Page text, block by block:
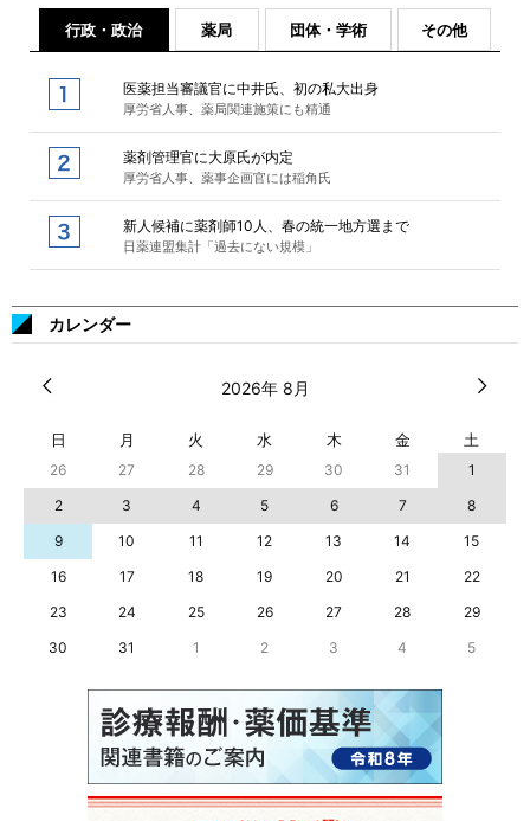
行政・政治 薬局 団体・学術 その他
医薬担当審議官に中井氏、初の私大出身
厚労省人事、薬局関連施策にも精通
薬剤管理官に大原氏が内定
厚労省人事、薬事企画官には稲角氏
新人候補に薬剤師10人、春の統一地方選まで
日薬連盟集計「過去にない規模」
カレンダー
2026年 8月
日 月 火 水 木 金 土
26 27 28 29 30 31
1
2
3 4 5 6 7
8
9
10 11 12 13 14
15
16
17 18 19 20 21
22
23
24 25 26 27 28
29
30
31 1 2 3 4 5